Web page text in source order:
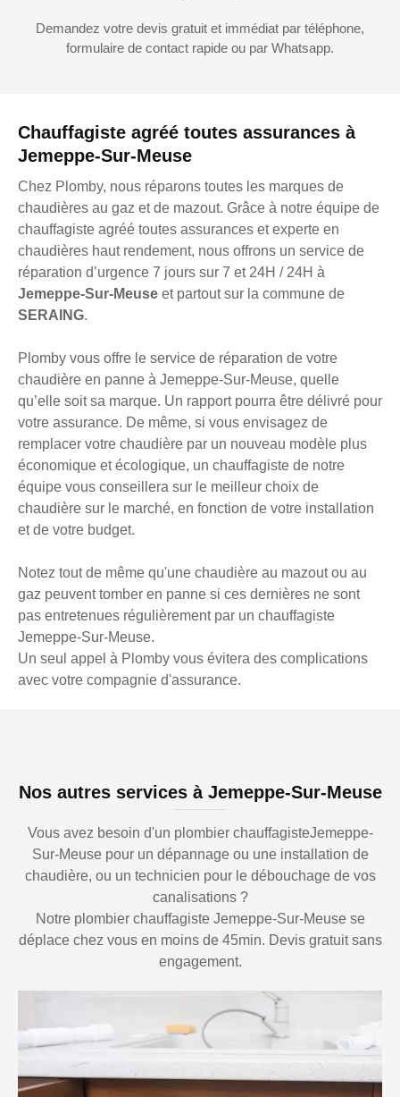
Chauffagiste agréé toutes assurances à
Jemeppe-Sur-Meuse
Chez Plomby, nous réparons toutes les marques de
chaudières au gaz et de mazout. Grâce à notre équipe de
chauffagiste agréé toutes assurances et experte en
chaudières haut rendement, nous offrons un service de
réparation d’urgence 7 jours sur 7 et 24H / 24H à
Jemeppe-Sur-Meuse et partout sur la commune de
SERAING.
Plomby vous offre le service de réparation de votre
chaudière en panne à Jemeppe-Sur-Meuse, quelle
qu’elle soit sa marque. Un rapport pourra être délivré pour
votre assurance. De même, si vous envisagez de
remplacer votre chaudière par un nouveau modèle plus
économique et écologique, un chauffagiste de notre
équipe vous conseillera sur le meilleur choix de
chaudière sur le marché, en fonction de votre installation
et de votre budget.
Notez tout de même qu'une chaudière au mazout ou au
gaz peuvent tomber en panne si ces dernières ne sont
pas entretenues régulièrement par un chauffagiste
Jemeppe-Sur-Meuse.
Un seul appel à Plomby vous évitera des complications
avec votre compagnie d'assurance.
Demandez votre devis gratuit et immédiat par téléphone,
formulaire de contact rapide ou par Whatsapp.
Nos autres services à Jemeppe-Sur-Meuse
Vous avez besoin d'un plombier chauffagisteJemeppe-
Sur-Meuse pour un dépannage ou une installation de
chaudière, ou un technicien pour le débouchage de vos
canalisations ?
Notre plombier chauffagiste Jemeppe-Sur-Meuse se
déplace chez vous en moins de 45min. Devis gratuit sans
engagement.